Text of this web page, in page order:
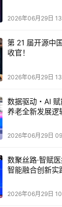
价值也就不同。
位其实有很大
电力与资本元
价值链条上就开
、商业化等多重
月30日一场即
拷问的核心命题
上海大晓无限
责人王飞、CPE
司高级副总裁周
、宏景科技股份
股份有限公司数
2026年06月29日
第 21 届开源中
收官！
2026年06月29日
数据驱动・AI
养老全新发展逻
2026年06月29日
数聚丝路·智赋
智能融合创新实
2026年06月29日